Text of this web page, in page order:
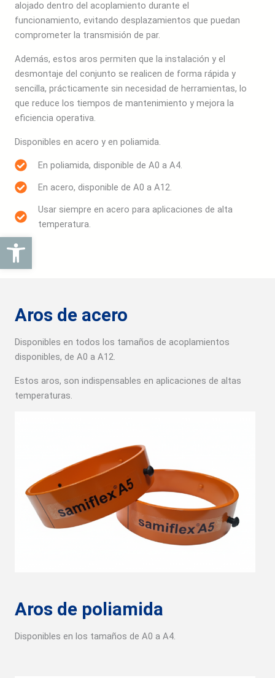
alojado dentro del acoplamiento durante el
funcionamiento, evitando desplazamientos que puedan
comprometer la transmisión de par.
Además, estos aros permiten que la instalación y el
desmontaje del conjunto se realicen de forma rápida y
sencilla, prácticamente sin necesidad de herramientas, lo
que reduce los tiempos de mantenimiento y mejora la
eficiencia operativa.
Disponibles en acero y en poliamida.
En poliamida, disponible de A0 a A4.
En acero, disponible de A0 a A12.
Usar siempre en acero para aplicaciones de alta
temperatura.
Aros de acero
Disponibles en todos los tamaños de acoplamientos
disponibles, de A0 a A12.
Estos aros, son indispensables en aplicaciones de altas
temperaturas.
Aros de poliamida
Disponibles en los tamaños de A0 a A4.
Abrir barra de herramientas